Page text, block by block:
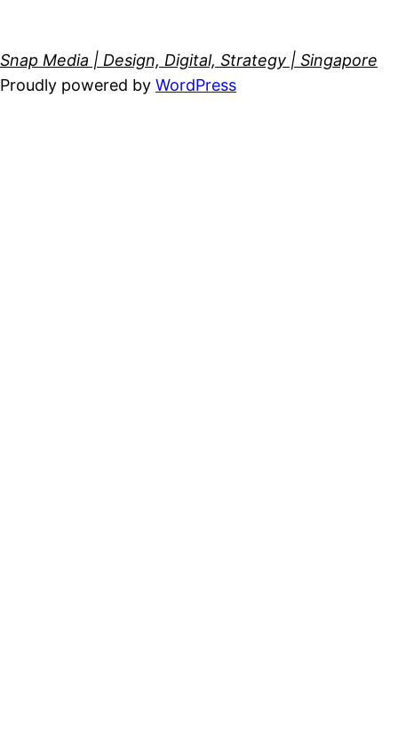
Snap Media | Design, Digital, Strategy | Singapore
Proudly powered by WordPress